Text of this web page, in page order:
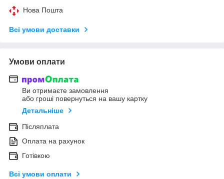
Нова Пошта
Всі умови доставки
Умови оплати
Ви отримаєте замовлення
або гроші повернуться на вашу картку
Детальніше
Післяплата
Оплата на рахунок
Готівкою
Всі умови оплати